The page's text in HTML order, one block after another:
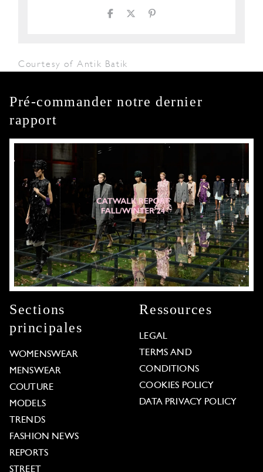
Courtesy of Antik Batik
Pré-commander notre dernier
rapport
Sections
principales
WOMENSWEAR
MENSWEAR
COUTURE
MODELS
TRENDS
FASHION NEWS
REPORTS
STREET
Ressources
LEGAL
TERMS AND
CONDITIONS
COOKIES POLICY
DATA PRIVACY POLICY